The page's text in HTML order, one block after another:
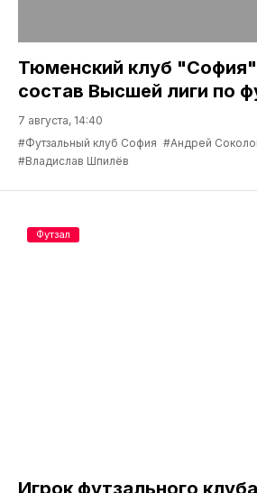
Тюменский клуб
состав Высшей лиги по
7 августа, 14:40
#Футзальный клуб София #Андрей
#Владислав Шпилёв
Игрок футзального
Футзал